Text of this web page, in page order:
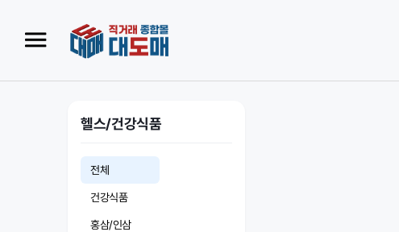
헬스/건강식품
전체
건강식품
홍삼/인삼